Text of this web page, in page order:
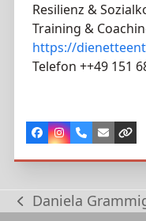
Resilienz &
Training &
https://
Telefon ++49 151
Facebook
Instagram
Telefon
Nummer
E-
Mail
vorheriger
Daniela